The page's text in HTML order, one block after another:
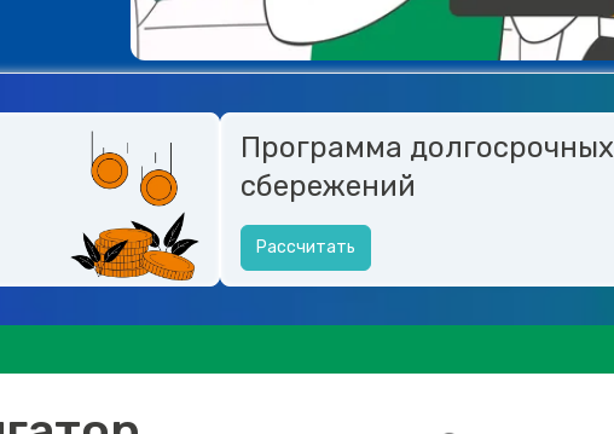
Программа долгосрочных
сбережений
Рассчитать